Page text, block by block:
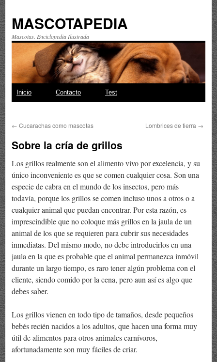
MASCOTAPEDIA
Mascotas. Enciclopedia Ilustrada
Saltar
contenido
Inicio Contacto Test
← Cucarachas como mascotas Lombrices de tierra →
Sobre la cría de grillos
Los grillos realmente son el alimento vivo por excelencia, y su
único inconveniente es que se comen cualquier cosa. Son una
especie de cabra en el mundo de los insectos, pero más
todavía, porque los grillos se comen incluso unos a otros o a
cualquier animal que puedan encontrar. Por esta razón, es
imprescindible que no coloque más grillos en la jaula de un
animal de los que se requieren para cubrir sus necesidades
inmediatas. Del mismo modo, no debe introducirlos en una
jaula en la que es probable que el animal permanezca inmóvil
durante un largo tiempo, es raro tener algún problema con el
cliente, siendo comido por la cena, pero aun así es algo que
debes saber.
Los grillos vienen en todo tipo de tamaños, desde pequeños
bebés recién nacidos a los adultos, que hacen una forma muy
útil de alimentos para otros animales carnívoros,
afortunadamente son muy fáciles de criar.